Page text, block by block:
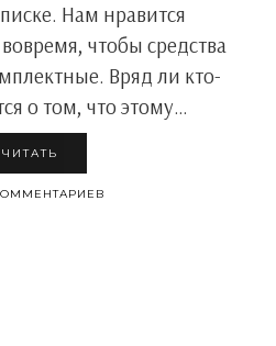
Нам нравится
чтобы средства
Вряд ли кто-
о том, что этому…
ЧИТАТЬ